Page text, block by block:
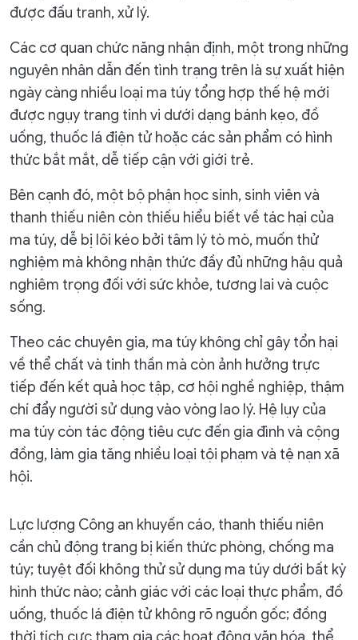
được đấu tranh, xử lý.
Các cơ quan chức năng nhận định, một trong những
nguyên nhân dẫn đến tình trạng trên là sự xuất hiện
ngày càng nhiều loại ma túy tổng hợp thế hệ mới
được ngụy trang tinh vi dưới dạng bánh kẹo, đồ
uống, thuốc lá điện tử hoặc các sản phẩm có hình
thức bắt mắt, dễ tiếp cận với giới trẻ.
Bên cạnh đó, một bộ phận học sinh, sinh viên và
thanh thiếu niên còn thiếu hiểu biết về tác hại của
ma túy, dễ bị lôi kéo bởi tâm lý tò mò, muốn thử
nghiệm mà không nhận thức đầy đủ những hậu quả
nghiêm trọng đối với sức khỏe, tương lai và cuộc
sống.
Theo các chuyên gia, ma túy không chỉ gây tổn hại
về thể chất và tinh thần mà còn ảnh hưởng trực
tiếp đến kết quả học tập, cơ hội nghề nghiệp, thậm
chí đẩy người sử dụng vào vòng lao lý. Hệ lụy của
ma túy còn tác động tiêu cực đến gia đình và cộng
đồng, làm gia tăng nhiều loại tội phạm và tệ nạn xã
hội.
Lực lượng Công an khuyến cáo, thanh thiếu niên
cần chủ động trang bị kiến thức phòng, chống ma
túy; tuyệt đối không thử sử dụng ma túy dưới bất kỳ
hình thức nào; cảnh giác với các loại thực phẩm, đồ
uống, thuốc lá điện tử không rõ nguồn gốc; đồng